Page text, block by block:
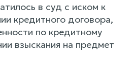
в суд с иском к
кредитного договора,
по кредитному
взыскания на предмет